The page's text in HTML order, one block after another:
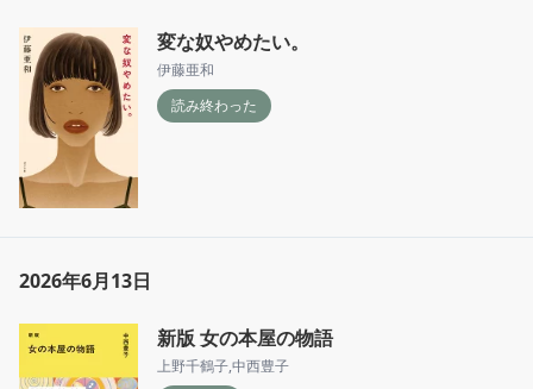
変な奴やめたい。
伊藤亜和
読み終わった
2026年6月13日
新版 女の本屋の物語
上野千鶴子,中西豊子